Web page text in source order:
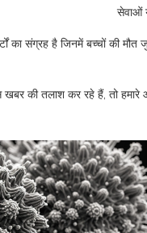
सेवाओं
का संग्रह है जिनमें बच्चों की
की तलाश कर रहे हैं, तो